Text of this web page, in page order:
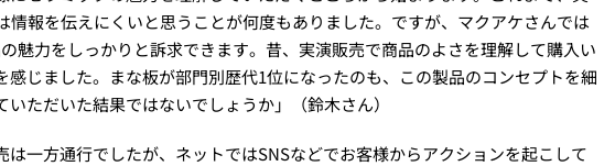
情報を伝えにくいと思うことが何度もありました。ですが、マクアケさんでは
魅力をしっかりと訴求できます。昔、実演販売で商品のよさを理解して購入い
感じました。まな板が部門別歴代1位になったのも、この製品のコンセプトを細
ただいた結果ではないでしょうか」（鈴木さん）
は一方通行でしたが、ネットではSNSなどでお客様からアクションを起こして